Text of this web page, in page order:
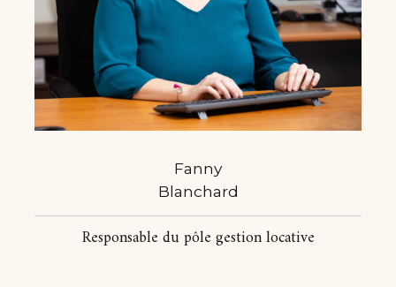
Fanny
Blanchard
Responsable du pôle gestion locative